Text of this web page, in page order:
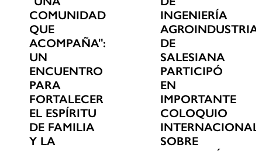
COMUNIDAD
QUE
ACOMPAÑA":
UN
ENCUENTRO
PARA
FORTALECER
EL ESPÍRITU
DE FAMILIA
Y LA
INGENIERÍA
DE
SALESIANA
PARTICIPÓ
EN
IMPORTANTE
COLOQUIO
INTERNACIONAL
SOBRE